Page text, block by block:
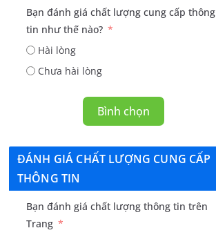
Bạn đánh giá chất lượng cung cấp thông
tin như thế nào?
Hài lòng
Chưa hài lòng
Bình chọn
ĐÁNH GIÁ CHẤT LƯỢNG CUNG CẤP
THÔNG TIN
Bạn đánh giá chất lượng thông tin trên
Trang